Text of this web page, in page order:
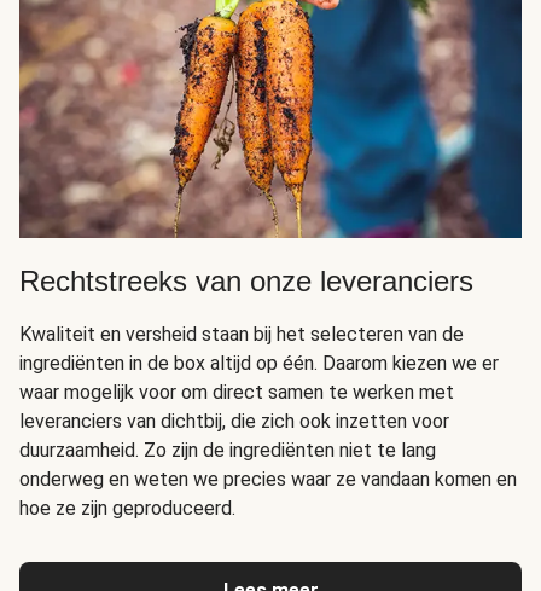
Rechtstreeks van onze leveranciers
Kwaliteit en versheid staan bij het selecteren van de
ingrediënten in de box altijd op één. Daarom kiezen we er
waar mogelijk voor om direct samen te werken met
leveranciers van dichtbij, die zich ook inzetten voor
duurzaamheid. Zo zijn de ingrediënten niet te lang
onderweg en weten we precies waar ze vandaan komen en
hoe ze zijn geproduceerd.